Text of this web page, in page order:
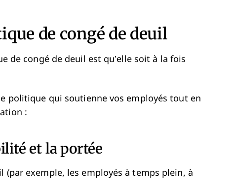
de congé de deuil
de congé de deuil est qu’elle soit à la fois
politique qui soutienne vos employés tout en
:
et la portée
exemple, les employés à temps plein, à